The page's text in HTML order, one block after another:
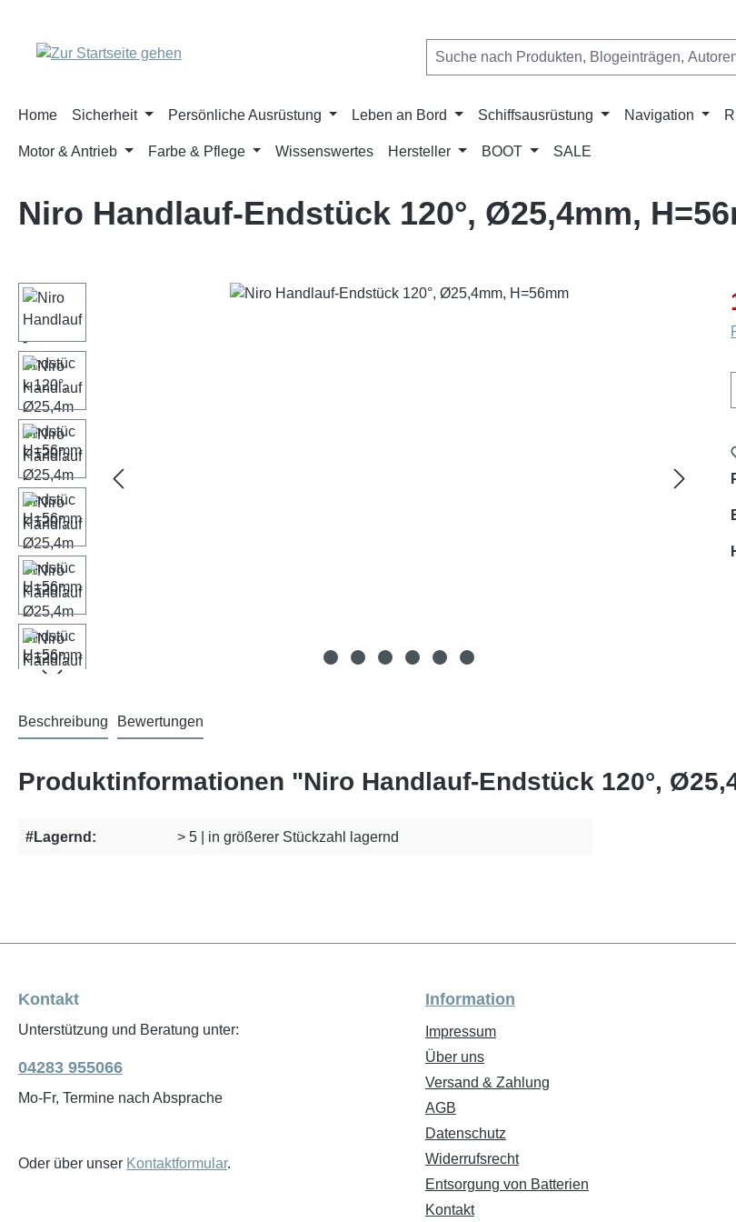
Home Sicherheit Persönliche Ausrüstung Leben an Bord Schiffsausrüstung Navigation
Motor & Antrieb Farbe & Pflege Wissenswertes Hersteller BOOT SALE
Niro Handlauf-Endstück 120°, Ø25,4mm,
Bildergalerie überspringen
Beschreibung Bewertungen
Produktinformationen "Niro Handlauf-Endstück 120°,
#Lagernd: > 5 | in größerer Stückzahl lagernd
Kontakt
Unterstützung und Beratung unter:
04283 955066
Mo-Fr, Termine nach Absprache
Oder über unser Kontaktformular.
Information
Impressum
Über uns
Versand & Zahlung
AGB
Datenschutz
Widerrufsrecht
Entsorgung von Batterien
Kontakt